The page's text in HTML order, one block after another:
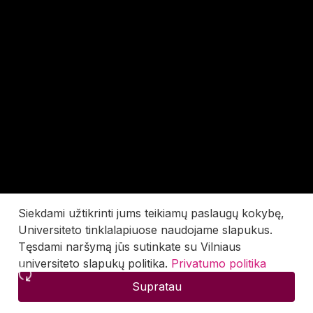
Siekdami užtikrinti jums teikiamų paslaugų kokybę,
Universiteto tinklalapiuose naudojame slapukus.
Tęsdami naršymą jūs sutinkate su Vilniaus
universiteto slapukų politika. Privatumo politika
Supratau